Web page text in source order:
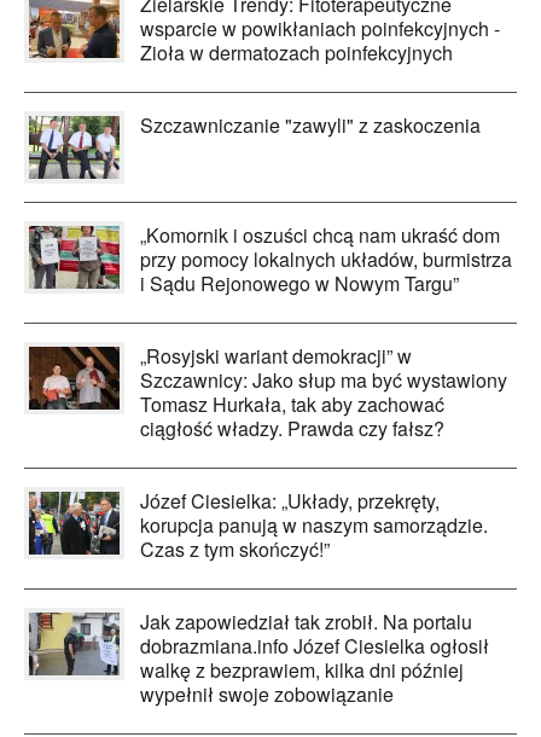
wsparcie w powikłaniach poinfekcyjnych -
Zioła w dermatozach poinfekcyjnych
Szczawniczanie "zawyli" z zaskoczenia
„Komornik i oszuści chcą nam ukraść dom
przy pomocy lokalnych układów, burmistrza
i Sądu Rejonowego w Nowym Targu”
„Rosyjski wariant demokracji” w
Szczawnicy: Jako słup ma być wystawiony
Tomasz Hurkała, tak aby zachować
ciągłość władzy. Prawda czy fałsz?
Józef Ciesielka: „Układy, przekręty,
korupcja panują w naszym samorządzie.
Czas z tym skończyć!”
Jak zapowiedział tak zrobił. Na portalu
dobrazmiana.info Józef Ciesielka ogłosił
walkę z bezprawiem, kilka dni później
wypełnił swoje zobowiązanie